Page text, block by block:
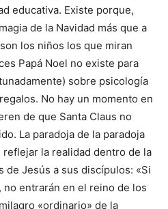
educativa. Existe porque,
de la Navidad más que a
los niños los que miran
Papá Noel no existe para
sobre psicología
No hay un momento en
de que Santa Claus no
La paradoja de la paradoja
la realidad dentro de la
de Jesús a sus discípulos: «Si
entrarán en el reino de los
«ordinario» de la